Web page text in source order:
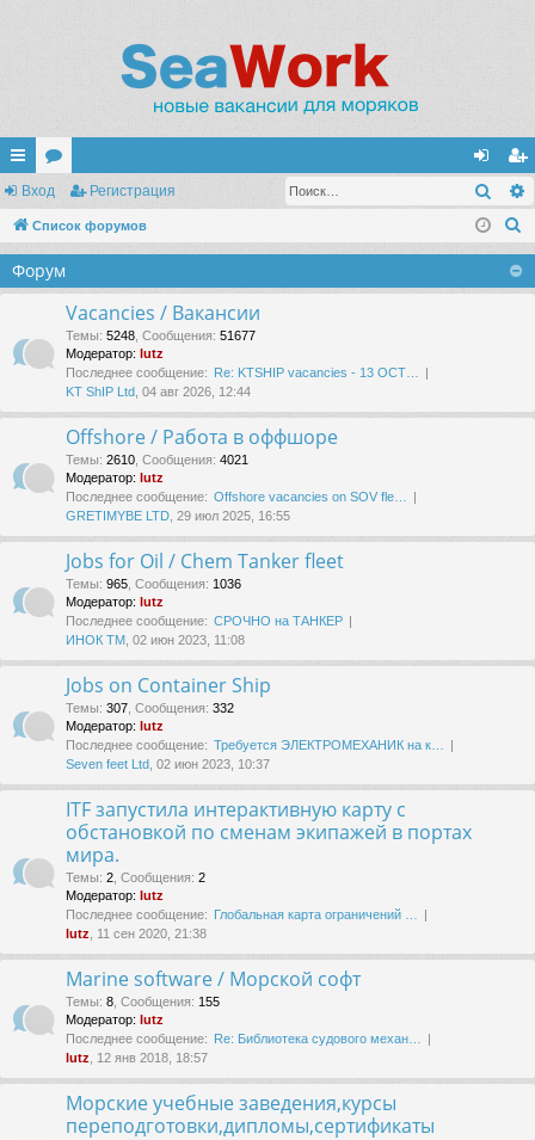
с
ы
лк
и
ор
ум
хо
д
ег
ис
тр
ац
Вход Регистрация
Список форумов
Форум
Vacancies / Вакансии
Темы: 5248 Сообщения: 51677
Модератор: lutz
Последнее сообщение: Re: KTSHIP vacancies - 13 OCT…
KT ShIP Ltd , 04 авг 2026, 12:44
Offshore / Работа в оффшоре
Темы: 2610 Сообщения: 4021
Модератор: lutz
Последнее сообщение: Offshore vacancies on SOV fle…
GRETIMYBE LTD , 29 июл 2025, 16:55
Jobs for Oil / Chem Tanker fleet
Темы: 965 Сообщения: 1036
Модератор: lutz
Последнее сообщение: СРОЧНО на ТАНКЕР
ИНОК ТМ , 02 июн 2023, 11:08
Jobs on Container Ship
Темы: 307 Сообщения: 332
Модератор: lutz
Последнее сообщение: Требуется ЭЛЕКТРОМЕХАНИК на к…
Seven feet Ltd , 02 июн 2023, 10:37
ITF запустила интерактивную карту с
обстановкой по сменам экипажей в портах
мира.
Темы: 2 Сообщения: 2
Модератор: lutz
Последнее сообщение: Глобальная карта ограничений …
lutz , 11 сен 2020, 21:38
Marine software / Морской софт
Темы: 8 Сообщения: 155
Модератор: lutz
Последнее сообщение: Re: Библиотека судового механ…
lutz , 12 янв 2018, 18:57
Морские учебные заведения,курсы
переподготовки,дипломы,сертификаты